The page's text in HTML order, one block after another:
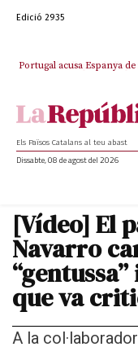
Edició 2935
Portugal acusa Espanya de
El col·lapse de
Els Països Catalans al teu abast
Dissabte, 08 de agost del 2026
[Vídeo] El
Navarro
que va
A la